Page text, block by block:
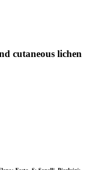
cutaneous lichen